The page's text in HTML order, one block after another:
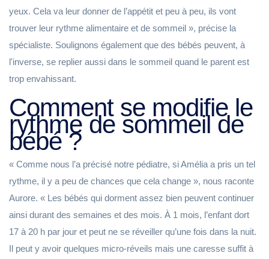
yeux. Cela va leur donner de l’appétit et peu à peu, ils vont
trouver leur rythme alimentaire et de sommeil », précise la
spécialiste. Soulignons également que des bébés peuvent, à
l'inverse, se replier aussi dans le sommeil quand le parent est
trop envahissant.
Comment se modifie le
rythme de sommeil de
bébé ?
« Comme nous l’a précisé notre pédiatre, si Amélia a pris un tel
rythme, il y a peu de chances que cela change », nous raconte
Aurore. « Les bébés qui dorment assez bien peuvent continuer
ainsi durant des semaines et des mois. À 1 mois, l’enfant dort
17 à 20 h par jour et peut ne se réveiller qu’une fois dans la nuit.
Il peut y avoir quelques micro-réveils mais une caresse suffit à